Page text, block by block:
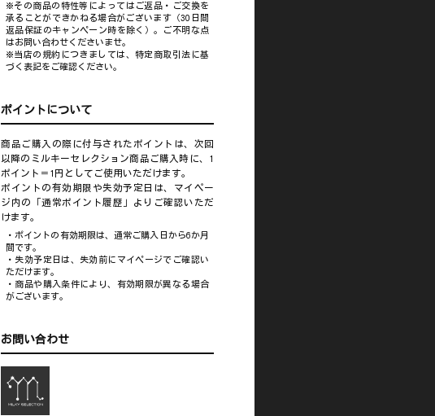
※その商品の特性等によってはご返品・ご交換を
承ることができかねる場合がございます（30日間
返品保証のキャンペーン時を除く）。ご不明な点
はお問い合わせくださいませ。
※当店の規約につきましては、特定商取引法に基
づく表記をご確認ください。
ポイントについて
商品ご購入の際に付与されたポイントは、次回
以降のミルキーセレクション商品ご購入時に、1
ポイント＝1円としてご使用いただけます。
ポイントの有効期限や失効予定日は、マイペー
ジ内の「通常ポイント履歴」よりご確認いただ
けます。
・ポイントの有効期限は、通常ご購入日から6か月
間です。
・失効予定日は、失効前にマイページでご確認い
ただけます。
・商品や購入条件により、有効期限が異なる場合
がございます。
お問い合わせ